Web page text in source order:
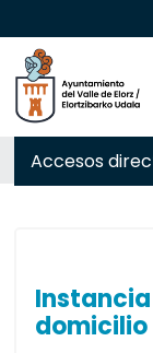
Accesos
Buscar:
domicilio